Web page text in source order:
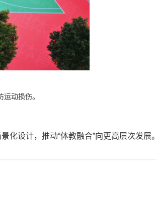
动损伤‌。
设计，推动“体教融合”向更高层次发展。